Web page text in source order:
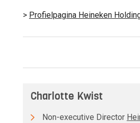
> Profielpagina Heineken
Charlotte Kwist
Non-executive Director